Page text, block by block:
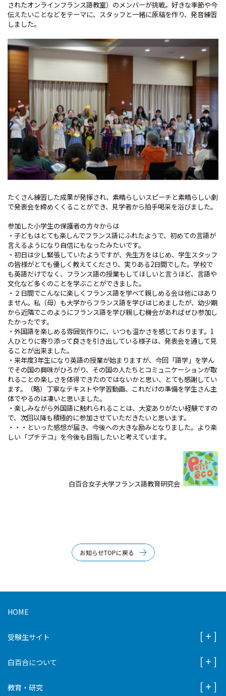
されたオンラインフランス語教室）のメンバーが挑戦。好きな季節や今
伝えたいことなどをテーマに、スタッフと一緒に原稿を作り、発音練習
しました。
たくさん練習した成果が発揮され、素晴らしいスピーチと素晴らしい劇
で発表会を締めくくることができ、見学者から拍手喝采を浴びました。
参加した小学生の保護者の方々からは
・子どもはとても楽しんでフランス語にふれたようで、初めての言語が
言えるようになり自信にもなったみたいです。
・初日は少し緊張していたようですが、先生方をはじめ、学生スタッフ
の皆様がとても優しく教えてくださり、実りある2日間でした。学校で
も英語だけでなく、フランス語の授業もしてほしいと言うほど、言語や
文化など多くのことを学ぶことができました。
・２日間でこんなに楽しくフランス語を学べて親しめる会は他にはあり
ません。私（母）も大学からフランス語を学びはじめましたが、幼少期
から近隣でこのようにフランス語を学び親しむ機会があればぜひ参加し
たかったです。
・外国語を楽しめる雰囲気作りに、いつも温かさを感じております。1
人ひとりに寄り添って良さを引き出している様子は、発表会を通して見
ることが出来ました。
・来年度3年生になり英語の授業が始まりますが、今回「語学」を学ん
でその国の興味がひろがり、その国の人たちとコミュニケーションが取
れることの楽しさを体得できたのではないかと思い、とても感謝してい
ます。（略）丁寧なテキストや学習動画、これだけの準備を学生さん主
体でやるのは凄いと思いました。
・楽しみながら外国語に触れられることは、大変ありがたい経験ですの
で、次回以降も積極的に参加させていただきたいと思います。
・・・といった感想が届き、今後への大きな励みとなりました。より楽
しい「プチテコ」を今後も目指したいと考えています。
白百合女子大学フランス語教育研究会
お知らせTOPに戻る
HOME
受験生サイト
白百合について
教育・研究